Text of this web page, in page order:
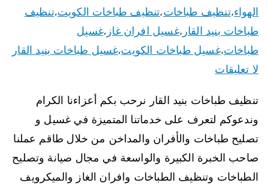
الهواء،تنظيف طباخات،تنظيف طباخات الكويت،تنظيف
طباخات بنيد القار ،غسيل افران غاز ،غسيل
طباخات،غسيل طباخات الكويت،غسيل طباخات بنيد القار
لا تعليقات
تنظيف طباخات بنيد القار نرحب بكم أعزاءنا الكرام
وندعوكم لتعرف على خدماتنا المتميزة في غسيل و
تصليح طباخات والأفران والمداخن من خلال طاقم عملنا
صاحب الخبرة الكبيرة والواسعة في مجال صيانة وتصليح
الطباخات وتنظيف الطباخات وافران الغاز والميكرويف